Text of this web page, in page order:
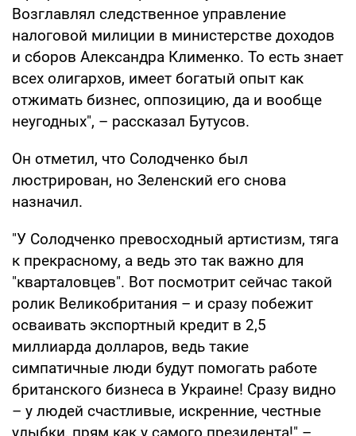
Возглавлял следственное управление
налоговой милиции в министерстве доходов
и сборов Александра Клименко. То есть знает
всех олигархов, имеет богатый опыт как
отжимать бизнес, оппозицию, да и вообще
неугодных", – рассказал Бутусов.
Он отметил, что Солодченко был
люстрирован, но Зеленский его снова
назначил.
"У Солодченко превосходный артистизм, тяга
к прекрасному, а ведь это так важно для
"кварталовцев". Вот посмотрит сейчас такой
ролик Великобритания – и сразу побежит
осваивать экспортный кредит в 2,5
миллиарда долларов, ведь такие
симпатичные люди будут помогать работе
британского бизнеса в Украине! Сразу видно
– у людей счастливые, искренние, честные
улыбки, прям как у самого президента!" –